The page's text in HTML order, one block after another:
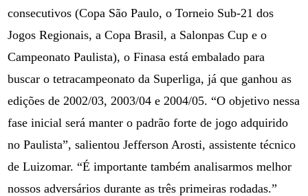
consecutivos (Copa São Paulo, o Torneio Sub-21 dos
Jogos Regionais, a Copa Brasil, a Salonpas Cup e o
Campeonato Paulista), o Finasa está embalado para
buscar o tetracampeonato da Superliga, já que ganhou as
edições de 2002/03, 2003/04 e 2004/05. “O objetivo nessa
fase inicial será manter o padrão forte de jogo adquirido
no Paulista”, salientou Jefferson Arosti, assistente técnico
de Luizomar. “É importante também analisarmos melhor
nossos adversários durante as três primeiras rodadas.”